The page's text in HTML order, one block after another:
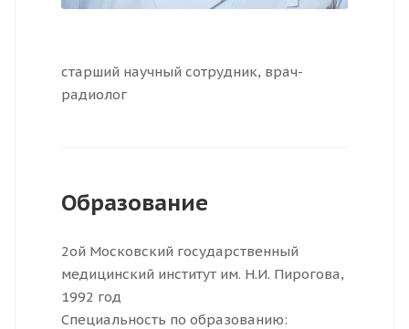
старший научный сотрудник, врач-
радиолог
Образование
2ой Московский государственный
медицинский институт им. Н.И. Пирогова,
1992 год
Специальность по образованию: